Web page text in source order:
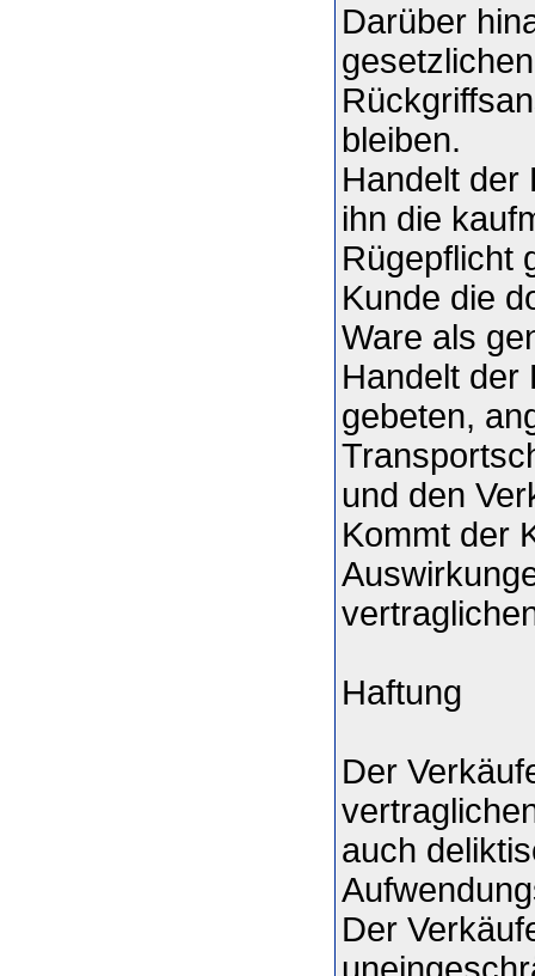
Darüber
bleiben.
Handelt der
ihn die
Rügepflicht
Kunde die
Ware als
Handelt der
gebeten,
und den
Kommt der
Haftung
Der
auch
Der